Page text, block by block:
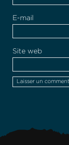
E-mail
Site web